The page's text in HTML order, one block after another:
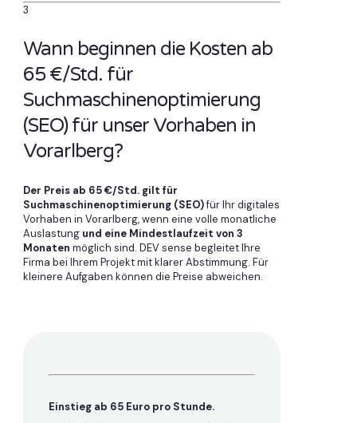
3
Wann beginnen die Kosten ab
65 €/Std. für
Suchmaschinenoptimierung
(SEO) für unser Vorhaben in
Vorarlberg?
Der Preis ab 65 €/Std. gilt für
Suchmaschinenoptimierung (SEO)für Ihr digitales
Vorhaben in Vorarlberg, wenn eine volle monatliche
Auslastung und eine Mindestlaufzeit von 3
Monaten möglich sind. DEV sense begleitet Ihre
Firma bei Ihrem Projekt mit klarer Abstimmung. Für
kleinere Aufgaben können die Preise abweichen.
Einstieg ab 65 Euro pro Stunde.